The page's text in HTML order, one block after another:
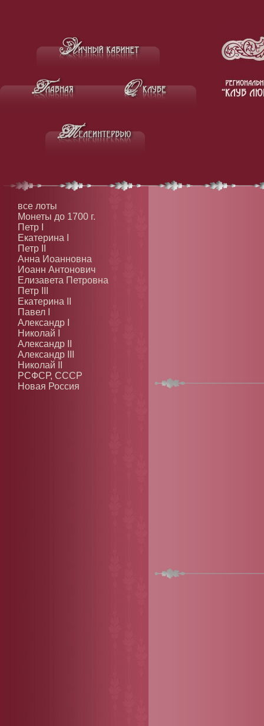
все лоты
Монеты до 1700 г.
Петр I
Екатерина I
Петр II
Анна Иоанновна
Иоанн Антонович
Елизавета Петровна
Петр III
Екатерина II
Павел I
Александр I
Николай I
Александр II
Александр III
Николай II
РСФСР, СССР
Новая Россия